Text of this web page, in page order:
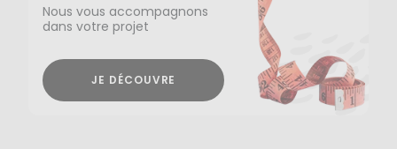
Nous vous accompagnons
dans votre projet
JE DÉCOUVRE